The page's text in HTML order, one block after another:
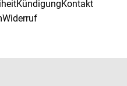
KündigungKontakt
Widerruf